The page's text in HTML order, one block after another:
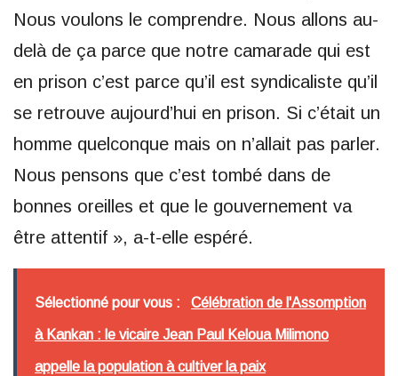
Nous voulons le comprendre. Nous allons au-
delà de ça parce que notre camarade qui est
en prison c’est parce qu’il est syndicaliste qu’il
se retrouve aujourd’hui en prison. Si c’était un
homme quelconque mais on n’allait pas parler.
Nous pensons que c’est tombé dans de
bonnes oreilles et que le gouvernement va
être attentif », a-t-elle espéré.
Sélectionné pour vous : Célébration de l'Assomption
à Kankan : le vicaire Jean Paul Keloua Milimono
appelle la population à cultiver la paix